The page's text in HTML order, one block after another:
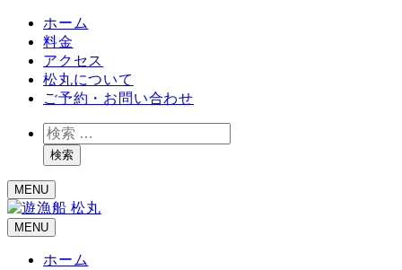
ホーム
料金
アクセス
松丸について
ご予約・お問い合わせ
検
索検索
MENU
MENU
ホーム